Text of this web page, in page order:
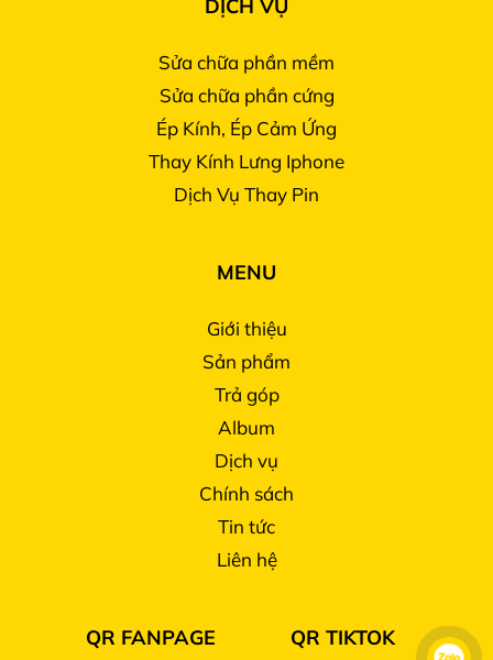
DỊCH VỤ
Sửa chữa phần mềm
Sửa chữa phần cứng
Ép Kính, Ép Cảm Ứng
Thay Kính Lưng Iphone
Dịch Vụ Thay Pin
MENU
Giới thiệu
Sản phẩm
Trả góp
Album
Dịch vụ
Chính sách
Tin tức
Liên hệ
QR FANPAGE QR TIKTOK